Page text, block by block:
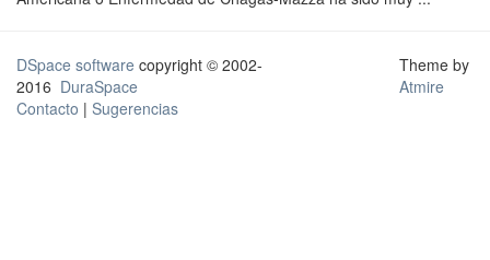
DSpace software copyright © 2002-
2016 DuraSpace
Contacto | Sugerencias
Theme by
Atmire